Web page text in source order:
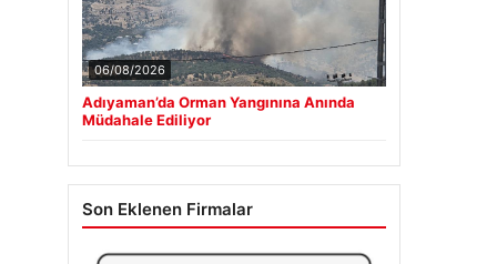
06/08/2026
Adıyaman’da Orman Yangınına Anında
Müdahale Ediliyor
Son Eklenen Firmalar